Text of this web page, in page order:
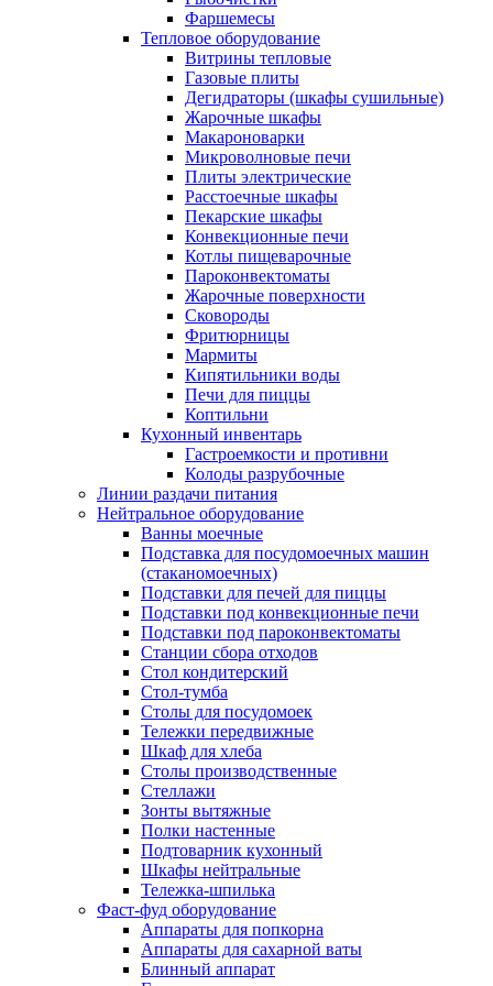
Фаршемесы
Тепловое оборудование
Витрины тепловые
Газовые плиты
Дегидраторы (шкафы сушильные)
Жарочные шкафы
Макароноварки
Микроволновые печи
Плиты электрические
Расстоечные шкафы
Пекарские шкафы
Конвекционные печи
Котлы пищеварочные
Пароконвектоматы
Жарочные поверхности
Сковороды
Фритюрницы
Мармиты
Кипятильники воды
Печи для пиццы
Коптильни
Кухонный инвентарь
Гастроемкости и противни
Колоды разрубочные
Линии раздачи питания
Нейтральное оборудование
Ванны моечные
Подставка для посудомоечных машин
(стаканомоечных)
Подставки для печей для пиццы
Подставки под конвекционные печи
Подставки под пароконвектоматы
Станции сбора отходов
Стол кондитерский
Стол-тумба
Столы для посудомоек
Тележки передвижные
Шкаф для хлеба
Столы производственные
Стеллажи
Зонты вытяжные
Полки настенные
Подтоварник кухонный
Шкафы нейтральные
Тележка-шпилька
Фаст-фуд оборудование
Аппараты для попкорна
Аппараты для сахарной ваты
Блинный аппарат